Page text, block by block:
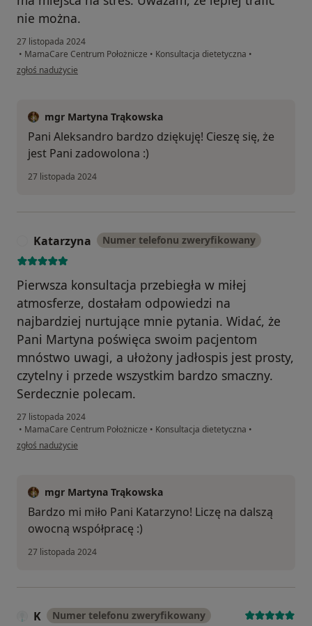
nie można.
27 listopada 2024
• MamaCare Centrum Położnicze • Konsultacja dietetyczna •
w opinii użytkownika Aleksandra
zgłoś nadużycie
mgr Martyna Trąkowska
Pani Aleksandro bardzo dziękuję! Cieszę się, że
jest Pani zadowolona :)
27 listopada 2024
Katarzyna Numer telefonu zweryfikowany
Pierwsza konsultacja przebiegła w miłej
atmosferze, dostałam odpowiedzi na
najbardziej nurtujące mnie pytania. Widać, że
Pani Martyna poświęca swoim pacjentom
mnóstwo uwagi, a ułożony jadłospis jest prosty,
czytelny i przede wszystkim bardzo smaczny.
Serdecznie polecam.
27 listopada 2024
• MamaCare Centrum Położnicze • Konsultacja dietetyczna •
w opinii użytkownika Katarzyna
zgłoś nadużycie
mgr Martyna Trąkowska
Bardzo mi miło Pani Katarzyno! Liczę na dalszą
owocną współpracę :)
27 listopada 2024
K Numer telefonu zweryfikowany